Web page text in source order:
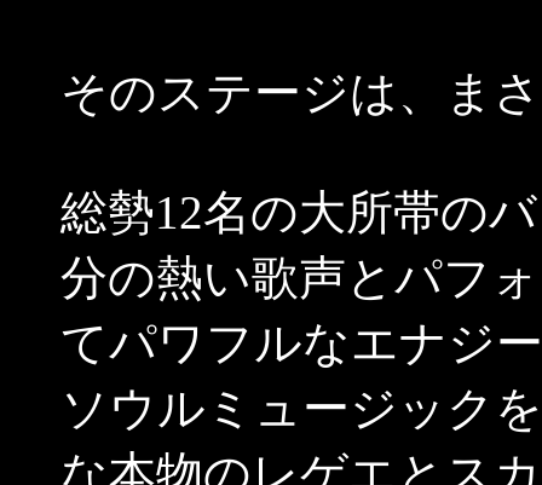
そのステージは、ま
総勢12名の大所帯の
分の熱い歌声とパフ
てパワフルなエナジ
ソウルミュージック
な本物のレゲエとス